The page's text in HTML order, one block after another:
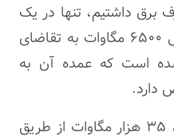
برق داشتیم، تنها در یک
سال ۱۴۰۲ تا ۱۴۰۳ به تنهایی ۶۵۰۰ مگاوات به تقاضای
است که عمده آن به
دارد.
وی اضافه کرد: در فصل گرم، ۳۵ هزار مگاوات از طریق